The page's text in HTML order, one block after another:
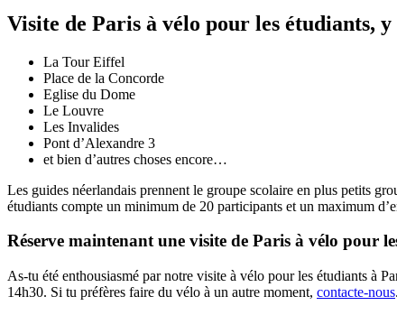
Visite de Paris à vélo pour les étudiants,
La Tour Eiffel
Place de la Concorde
Eglise du Dome
Le Louvre
Les Invalides
Pont d’Alexandre 3
et bien d’autres choses encore…
Les guides néerlandais prennent le groupe scolaire en plus petits
étudiants compte un minimum de 20 participants et un maximum
Réserve maintenant une visite de Paris à vélo pour
As-tu été enthousiasmé par notre visite à vélo pour les étudiants à
14h30. Si tu préfères faire du vélo à un autre moment, contacte-nous.